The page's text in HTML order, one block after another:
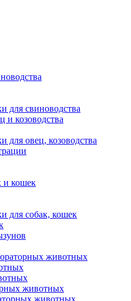
для свиноводства
и козоводства
для овец, козоводства
и кошек
для собак, кошек
животных
животных
животных